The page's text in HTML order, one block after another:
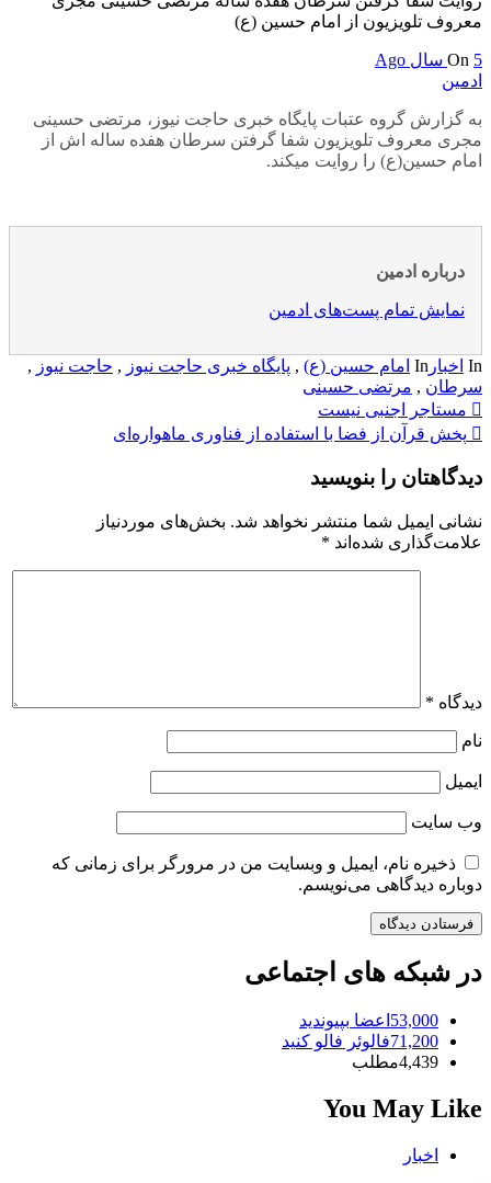
معروف تلویزیون از امام حسین (ع)
On 5 سال Ago
ادمین
به گزارش گروه عتبات پایگاه خبری حاجت نیوز، مرتضی حسینی
مجری معروف تلویزیون شفا گرفتن سرطان هفده ساله اش از
امام حسین(ع) را روایت میکند.
درباره ادمین
نمایش تمام پست‌های ادمین
In اخبار In امام حسین (ع) , پایگاه خبری حاجت نیوز , حاجت نیوز ,
سرطان , مرتضی حسینی
راهبری
نوشته
مستاجر اجنبی نیست
پخش قرآن از فضا با استفاده از فناوری ماهواره‌ای
دیدگاهتان را بنویسید
نشانی ایمیل شما منتشر نخواهد شد. بخش‌های موردنیاز
علامت‌گذاری شده‌اند *
دیدگاه *
نام
ایمیل
وب‌ سایت
ذخیره نام، ایمیل و وبسایت من در مرورگر برای زمانی که
دوباره دیدگاهی می‌نویسم.
در شبکه های اجتماعی
53,000 اعضا بپیوندید
71,200فالوئر فالو کنید
4,439مطلب
You May Like
اخبار